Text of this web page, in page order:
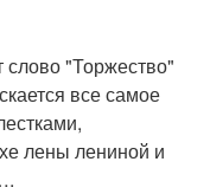
"Торжество"
все самое
лены лениной и